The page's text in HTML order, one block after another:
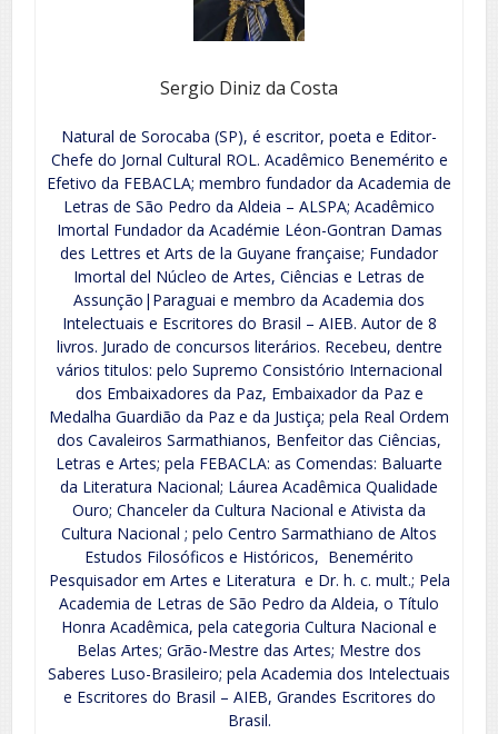
Sergio Diniz da Costa
Natural de Sorocaba (SP), é escritor, poeta e Editor-
Chefe do Jornal Cultural ROL. Acadêmico Benemérito e
Efetivo da FEBACLA; membro fundador da Academia de
Letras de São Pedro da Aldeia – ALSPA; Acadêmico
Imortal Fundador da Académie Léon-Gontran Damas
des Lettres et Arts de la Guyane française; Fundador
Imortal del Núcleo de Artes, Ciências e Letras de
Assunção|Paraguai e membro da Academia dos
Intelectuais e Escritores do Brasil – AIEB. Autor de 8
livros. Jurado de concursos literários. Recebeu, dentre
vários titulos: pelo Supremo Consistório Internacional
dos Embaixadores da Paz, Embaixador da Paz e
Medalha Guardião da Paz e da Justiça; pela Real Ordem
dos Cavaleiros Sarmathianos, Benfeitor das Ciências,
Letras e Artes; pela FEBACLA: as Comendas: Baluarte
da Literatura Nacional; Láurea Acadêmica Qualidade
Ouro; Chanceler da Cultura Nacional e Ativista da
Cultura Nacional ; pelo Centro Sarmathiano de Altos
Estudos Filosóficos e Históricos, Benemérito
Pesquisador em Artes e Literatura e Dr. h. c. mult.; Pela
Academia de Letras de São Pedro da Aldeia, o Título
Honra Acadêmica, pela categoria Cultura Nacional e
Belas Artes; Grão-Mestre das Artes; Mestre dos
Saberes Luso-Brasileiro; pela Academia dos Intelectuais
e Escritores do Brasil – AIEB, Grandes Escritores do
Brasil.